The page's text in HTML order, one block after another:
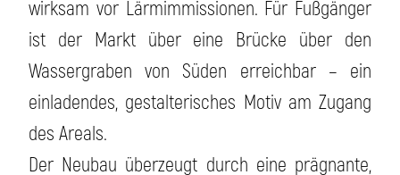
wirksam vor Lärmimmissionen. Für Fußgänger
ist der Markt über eine Brücke über den
Wassergraben von Süden erreichbar – ein
einladendes, gestalterisches Motiv am Zugang
des Areals.
Der Neubau überzeugt durch eine prägnante,